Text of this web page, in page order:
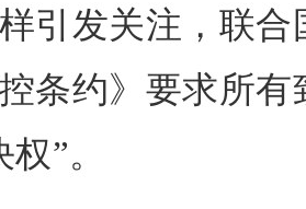
引发关注，联
条约》要求所
”。